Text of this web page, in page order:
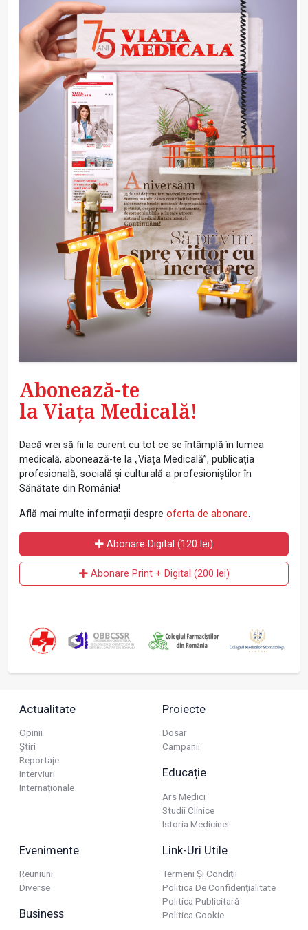
Abonează-te
la Viața Medicală!
Dacă vrei să fii la curent cu tot ce se întâmplă în lumea
medicală, abonează-te la „Viața Medicală”, publicația
profesională, socială și culturală a profesioniștilor în
Sănătate din România!
Află mai multe informații despre oferta de abonare.
Abonare Digital (120 lei)
Abonare Print + Digital (200 lei)
Actualitate
Opinii
Știri
Reportaje
Interviuri
Internaționale
Proiecte
Dosar
Campanii
Educație
Ars Medici
Studii Clinice
Istoria Medicinei
Evenimente
Reuniuni
Diverse
Business
Link-Uri Utile
Termeni Și Condiții
Politica De Confidențialitate
Politica Publicitară
Politica Cookie